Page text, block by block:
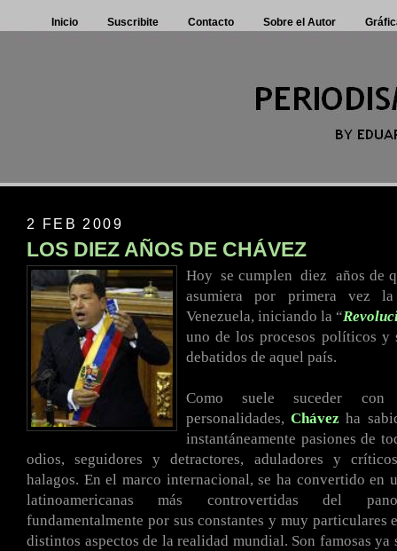
Inicio Suscribite Contacto Sobre el Autor
2 FEB 2009
LOS DIEZ AÑOS DE CHÁVEZ
Hoy .se cumplen .diez años de
asumiera por primera vez
Venezuela, iniciando la “
uno de los procesos políticos y
debatidos de aquel país.
Como suele suceder
personalidades,Chávez ha
instantáneamente pasiones de
odios, seguidores y detractores, aduladores y
halagos. En el marco internacional, se ha convertido en
latinoamericanas más controvertidas del
fundamentalmente por sus constantes y muy particulares
distintos aspectos de la realidad mundial. Son famosas ya